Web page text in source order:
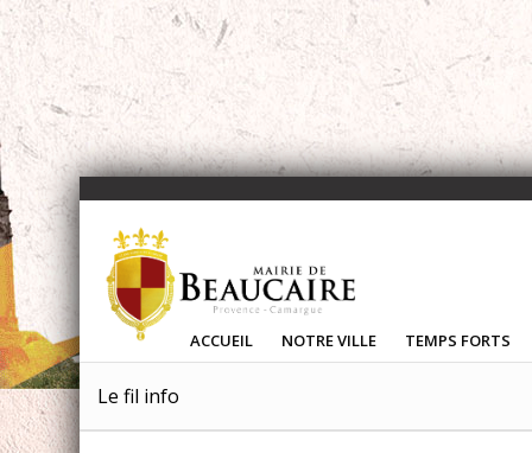
ACCUEIL NOTRE VILLE TEMPS FORTS
Le fil info